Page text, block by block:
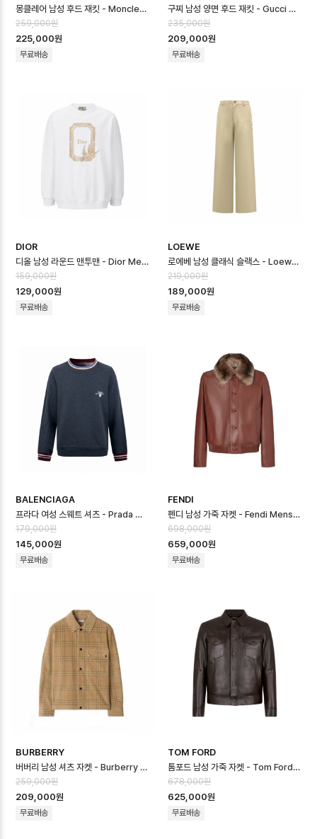
몽클레어 남성 후드 재킷 - Moncler Mens Hooded Jacket - moc16…
259,000원
225,000원
무료배송
구찌 남성 양면 후드 재킷 - Gucci Mens Reversible Hooded Jack…
235,000원
209,000원
무료배송
DIOR
디올 남성 라운드 맨투맨 - Dior Mens Round Sweatshirt - dic16…
159,000원
129,000원
무료배송
LOEWE
로에베 남성 클래식 슬랙스 - Loewe Mens Classic Slacks - loc16…
219,000원
189,000원
무료배송
BALENCIAGA
프라다 여성 스웨트 셔츠 - Prada Womens Round Sweatshirt - pr…
179,000원
145,000원
무료배송
FENDI
펜디 남성 가죽 자켓 - Fendi Mens Leather Jacket - fec16741…
698,000원
659,000원
무료배송
BURBERRY
버버리 남성 셔츠 자켓 - Burberry Mens Shirt Jacket - buc167…
259,000원
209,000원
무료배송
TOM FORD
톰포드 남성 가죽 자켓 - Tom Ford Mens Leather Jacket - toc1…
678,000원
625,000원
무료배송